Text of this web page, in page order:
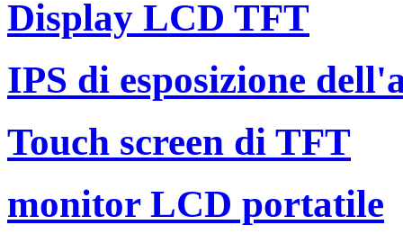
Display LCD TFT
IPS di esposizione
Touch screen di TFT
monitor LCD portatile